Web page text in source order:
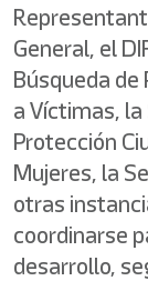
General, el
Búsqueda de
a Víctimas,
Protección
Mujeres, la
otras
coordinarse
desarrollo,